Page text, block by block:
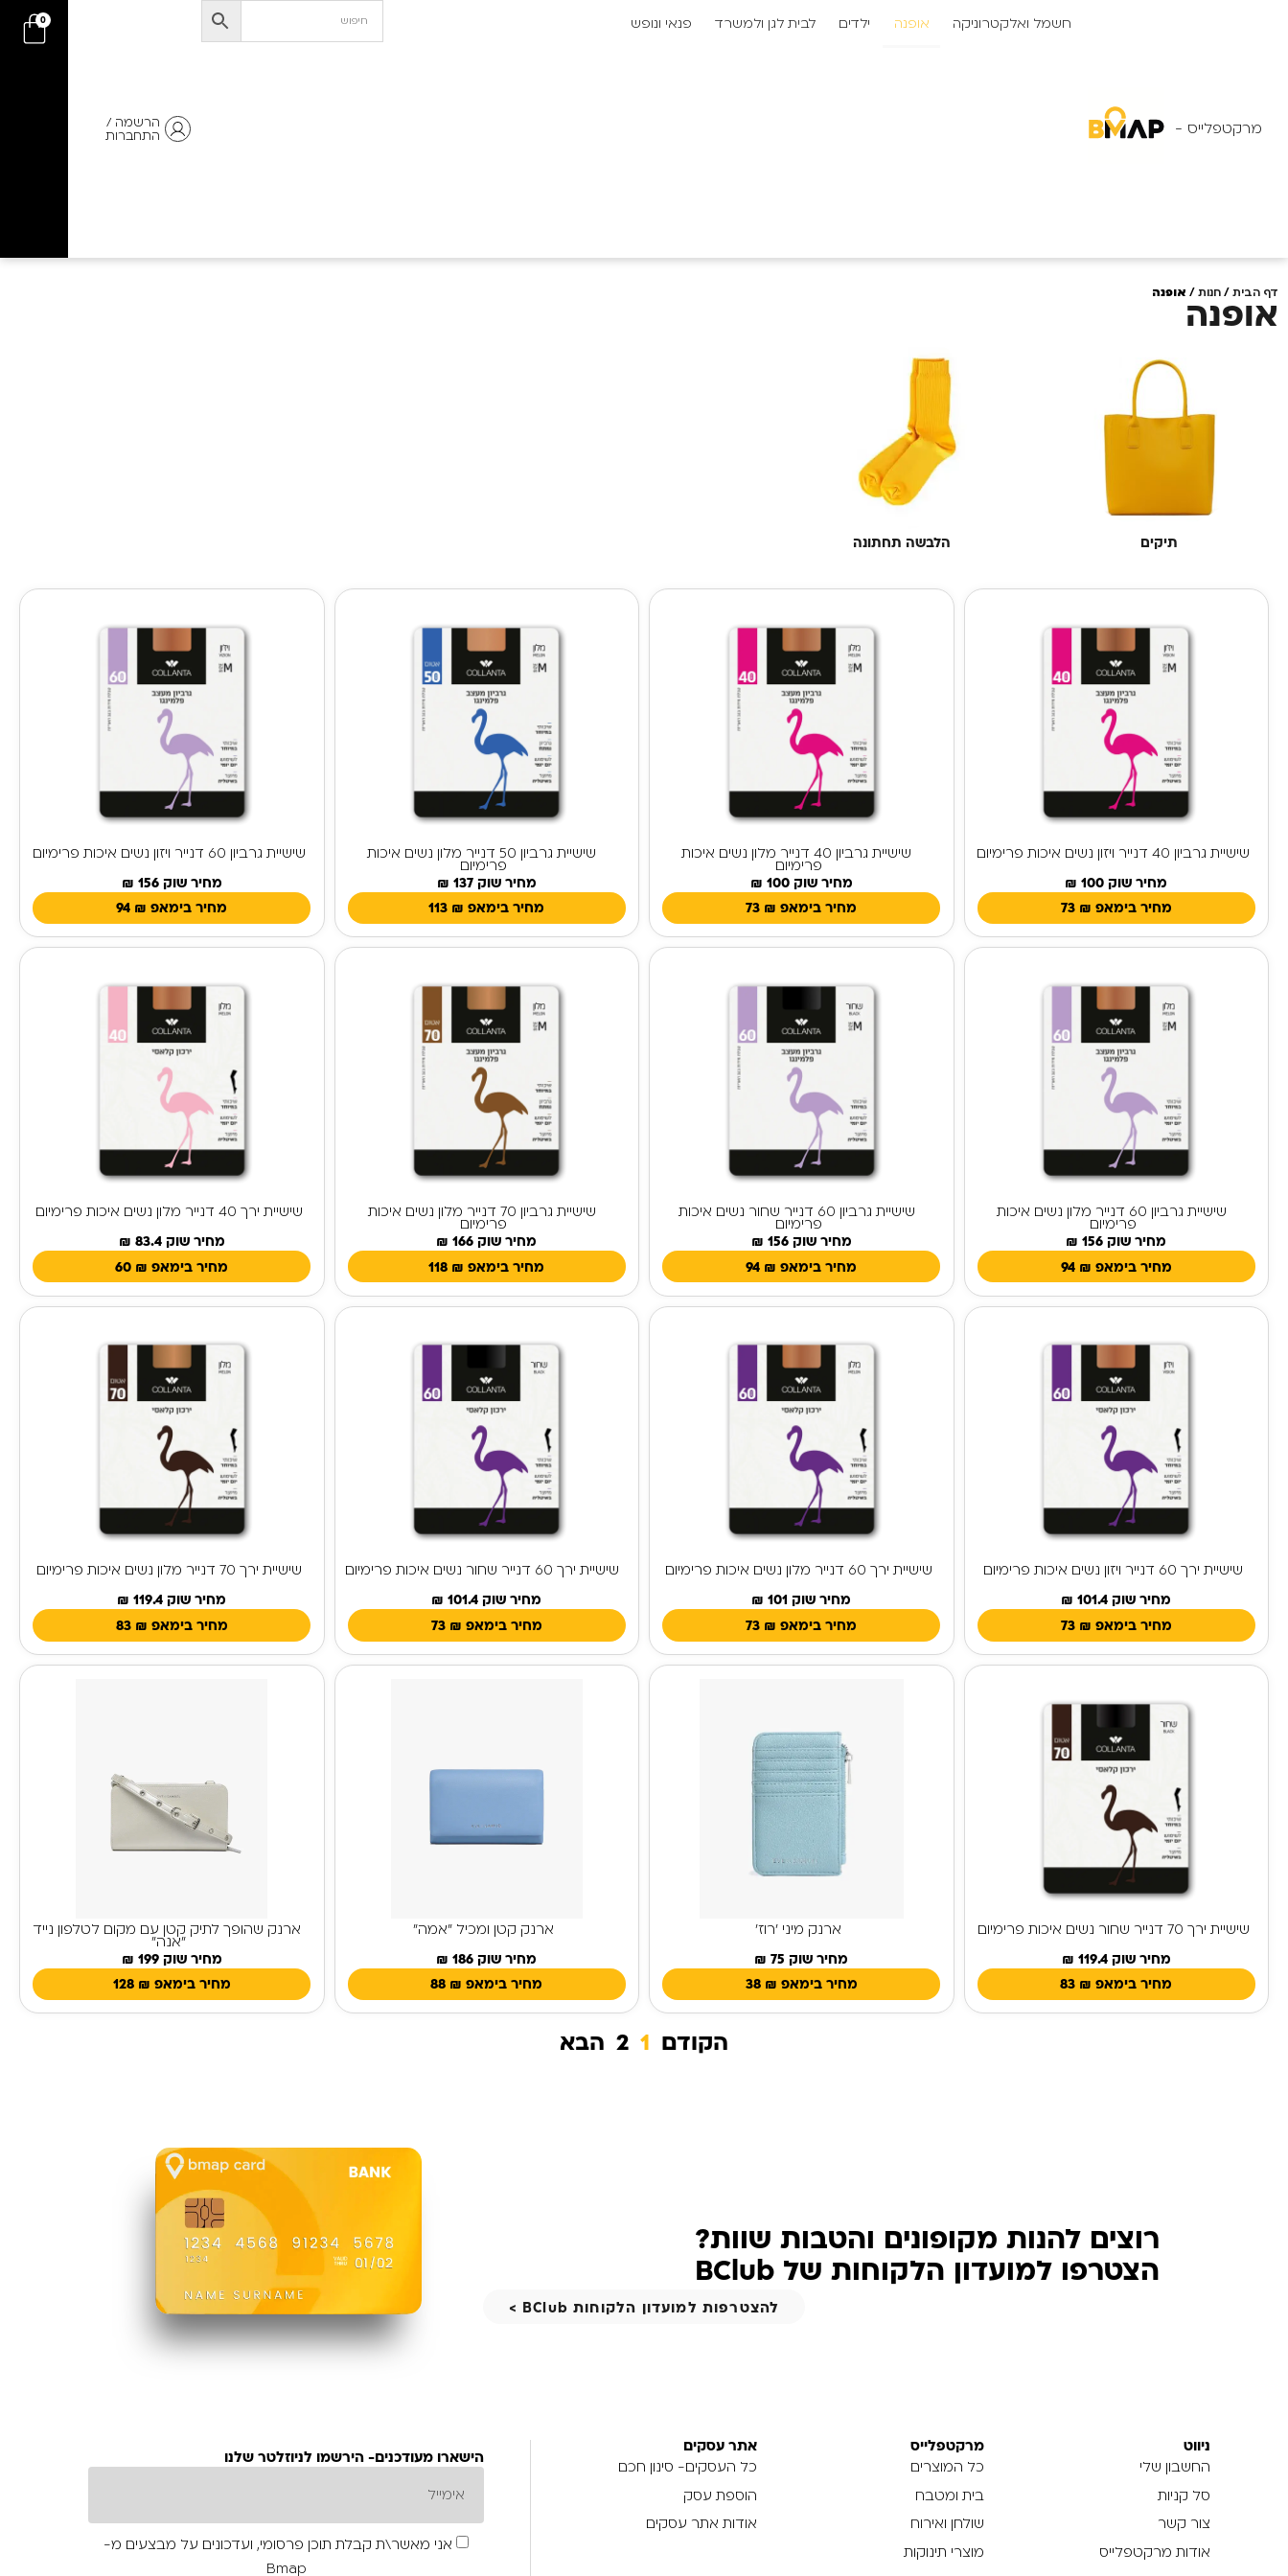
מרקטפלייס -
חשמל ואלקטרוניקה אופנה ילדים לבית לגן ולמשרד פנאי ונופש
הרשמה /
התחברות
0
דף הבית/חנות/ אופנה
אופנה
תיקים הלבשה תחתונה
שישיית גרביון 40 דנייר ויזון נשים איכות פרימיום
מחיר שוק 100 ₪
מחיר בימאפ ₪
73
שישיית גרביון 40 דנייר מלון נשים איכות
פרימיום
מחיר שוק 100 ₪
מחיר בימאפ ₪
שישיית גרביון 50 דנייר מלון נשים איכות
פרימיום
מחיר שוק 137 ₪
מחיר בימאפ ₪
שישיית גרביון 60 דנייר ויזון נשים איכות פרימיום
מחיר שוק 156 ₪
מחיר בימאפ ₪
שישיית גרביון 60 דנייר מלון נשים איכות
פרימיום
מחיר שוק 156 ₪
מחיר בימאפ ₪
94
שישיית גרביון 60 דנייר שחור נשים איכות
פרימיום
מחיר שוק 156 ₪
מחיר בימאפ ₪
שישיית גרביון 70 דנייר מלון נשים איכות
פרימיום
מחיר שוק 166 ₪
מחיר בימאפ ₪
שישיית ירך 40 דנייר מלון נשים איכות פרימיום
מחיר שוק 83.4 ₪
מחיר בימאפ ₪
שישיית ירך 60 דנייר ויזון נשים איכות פרימיום
מחיר שוק 101.4 ₪
מחיר בימאפ ₪
73
שישיית ירך 60 דנייר מלון נשים איכות פרימיום
מחיר שוק 101 ₪
מחיר בימאפ ₪
שישיית ירך 60 דנייר שחור נשים איכות פרימיום
מחיר שוק 101.4 ₪
מחיר בימאפ ₪
73
שישיית ירך 70 דנייר מלון נשים איכות פרימיום
מחיר שוק 119.4 ₪
מחיר בימאפ ₪
83
שישיית ירך 70 דנייר שחור נשים איכות פרימיום
מחיר שוק 119.4 ₪
מחיר בימאפ ₪
ארנק מיני 'רוז'
מחיר שוק 75 ₪
מחיר בימאפ ₪
38
ארנק קטן ומכיל "אמה"
מחיר שוק 186 ₪
מחיר בימאפ ₪
ארנק שהופך לתיק קטן עם מקום לטלפון נייד
"אנה"
מחיר שוק 199 ₪
מחיר בימאפ ₪
128
הקודם 1
2 הבא
רוצים להנות מקופונים והטבות שוות?
הצטרפו למועדון הלקוחות של BClub
להצטרפות למועדון הלקוחות BClub >
ניווט
החשבון שלי
סל קניות
צור קשר
אודות מרקטפלייס
מרקטפלייס
כל המוצרים
בית ומטבח
שולחן ואירוח
מוצרי תינוקות
אתר עסקים
כל העסקים- סינון חכם
הוספת עסק
אודות אתר עסקים
הישארו מעודכנים- הירשמו לניוזלטר שלנו
אני מאשר\ת קבלת תוכן פרסומי, ועדכונים על מבצעים מ-
Bmap